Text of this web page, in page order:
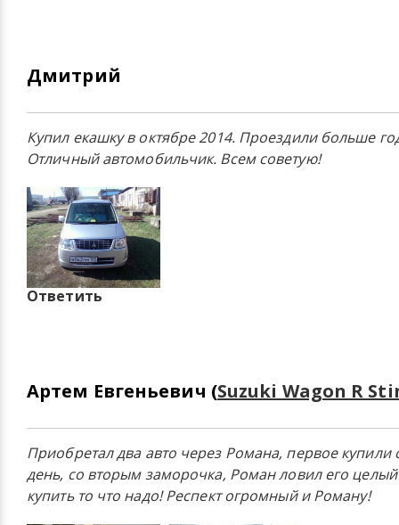
Дмитрий
Купил екашку в октябре 2014. Проездили больше
Отличный автомобильчик. Всем советую!
Ответить
Артем Евгеньевич (Suzuki Wagon R
Приобретал два авто через Романа, первое купили
день, со вторым заморочка, Роман ловил его
купить то что надо! Респект огромный и Роману!